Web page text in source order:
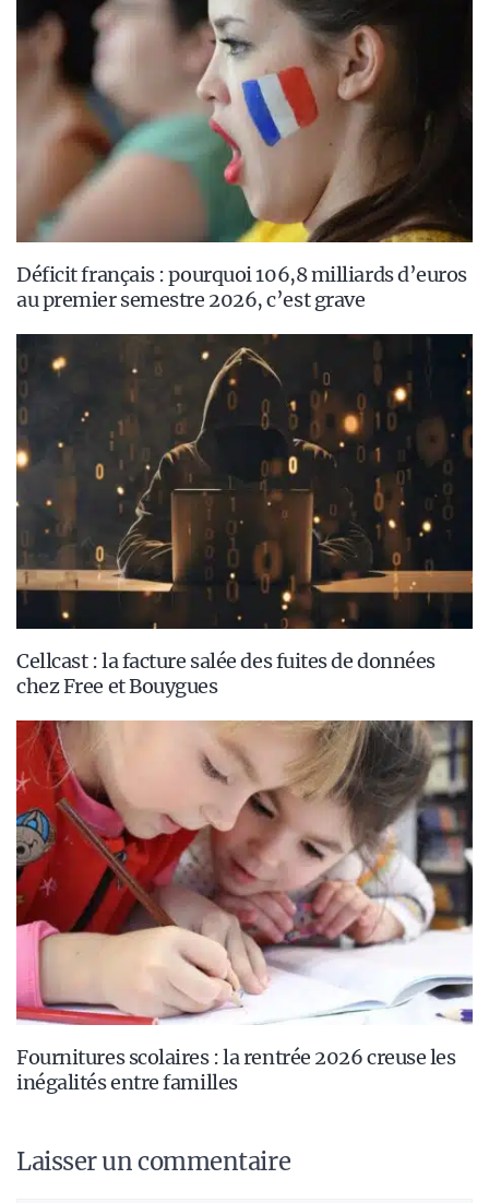
Déficit français : pourquoi 106,8 milliards d’euros
au premier semestre 2026, c’est grave
Cellcast : la facture salée des fuites de données
chez Free et Bouygues
Fournitures scolaires : la rentrée 2026 creuse les
inégalités entre familles
Laisser un commentaire